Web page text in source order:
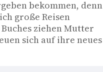
bekommen, denn
große Reisen
ziehen Mutter
sich auf ihre neues